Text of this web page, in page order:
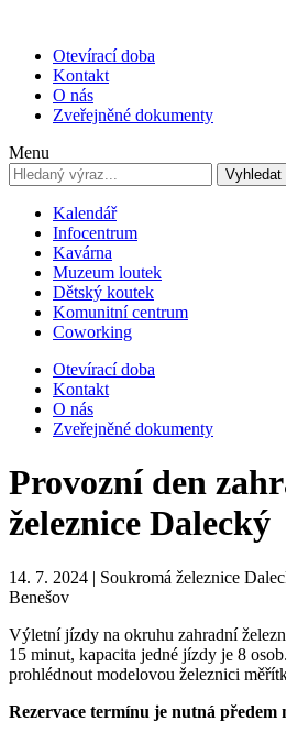
Otevírací doba
Kontakt
O nás
Zveřejněné dokumenty
Menu
Vyhledat
Kalendář
Infocentrum
Kavárna
Muzeum loutek
Dětský koutek
Komunitní centrum
Coworking
Otevírací doba
Kontakt
O nás
Zveřejněné dokumenty
Provozní den
železnice Dalecký
14. 7. 2024 | Soukromá železnice
Benešov
Výletní jízdy na okruhu zahradní
15 minut, kapacita jedné jízdy je 8
prohlédnout modelovou železnici
Rezervace termínu je nutná předem